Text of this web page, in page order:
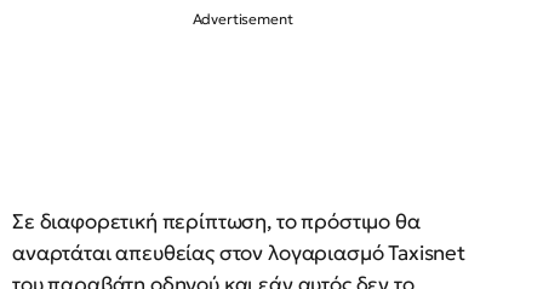
Σε διαφορετική περίπτωση, το πρόστιμο θα
αναρτάται απευθείας στον λογαριασμό Taxisnet